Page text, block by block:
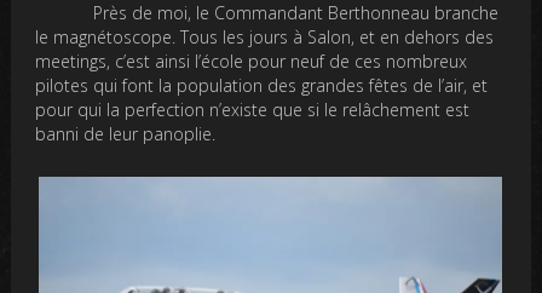
Près de moi, le Commandant Berthonneau branche
le magnétoscope. Tous les jours à Salon, et en dehors des
meetings, c’est ainsi l’école pour neuf de ces nombreux
pilotes qui font la population des grandes fêtes de l’air, et
pour qui la perfection n’existe que si le relâchement est
banni de leur panoplie.